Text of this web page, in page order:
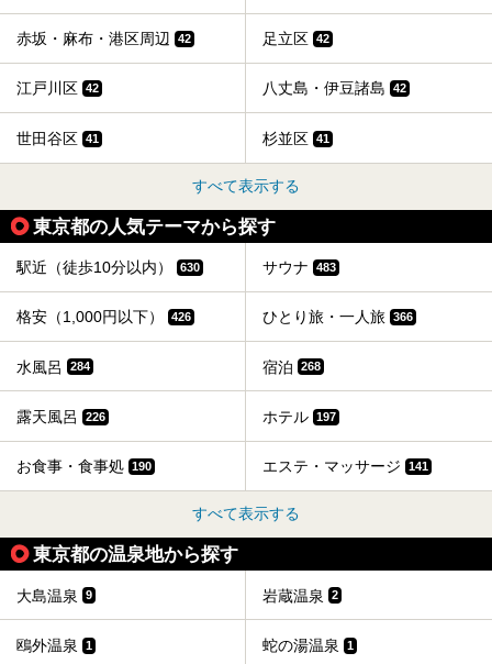
赤坂・麻布・港区周辺 42 足立区 42
江戸川区 42 八丈島・伊豆諸島 42
世田谷区 41 杉並区 41
すべて表示する
東京都の人気テーマから探す
駅近（徒歩10分以内） 630 サウナ 483
格安（1,000円以下） 426 ひとり旅・一人旅 366
水風呂 284 宿泊 268
露天風呂 226 ホテル 197
お食事・食事処 190 エステ・マッサージ 141
すべて表示する
東京都の温泉地から探す
大島温泉 9 岩蔵温泉 2
鴎外温泉 1 蛇の湯温泉 1